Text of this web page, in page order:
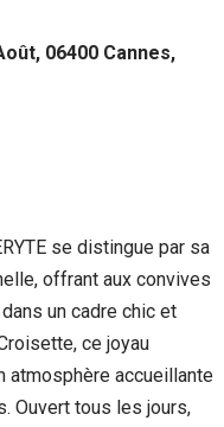
06400 Cannes,
se distingue par sa
offrant aux convives
un cadre chic et
ce joyau
atmosphère accueillante
Ouvert tous les jours,